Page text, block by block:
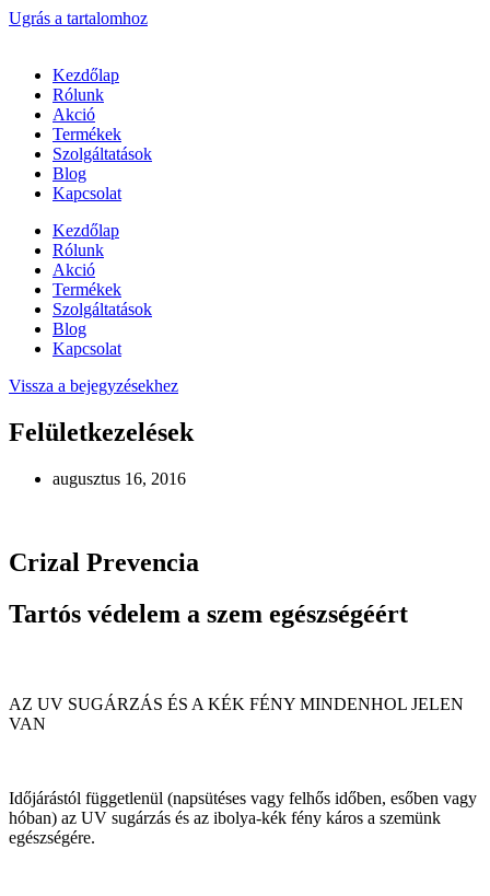
Ugrás a tartalomhoz
Kezdőlap
Rólunk
Akció
Termékek
Szolgáltatások
Blog
Kapcsolat
Kezdőlap
Rólunk
Akció
Termékek
Szolgáltatások
Blog
Kapcsolat
Vissza a bejegyzésekhez
Felületkezelések
augusztus 16, 2016
Crizal Prevencia
Tartós védelem a szem egészségéért
AZ UV SUGÁRZÁS ÉS A KÉK FÉNY MINDENHOL JELEN
VAN
Időjárástól függetlenül (napsütéses vagy felhős időben, esőben vagy
hóban) az UV sugárzás és az ibolya-kék fény káros a szemünk
egészségére.